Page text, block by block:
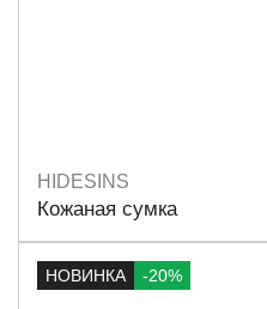
Размеры
HIDESINS
Кожаная сумка
НОВИНКА -20%